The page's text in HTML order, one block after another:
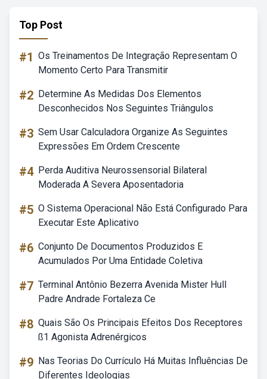
Top Post
#1 Os Treinamentos De Integração Representam O
Momento Certo Para Transmitir
#2 Determine As Medidas Dos Elementos
Desconhecidos Nos Seguintes Triângulos
#3 Sem Usar Calculadora Organize As Seguintes
Expressões Em Ordem Crescente
#4 Perda Auditiva Neurossensorial Bilateral
Moderada A Severa Aposentadoria
#5 O Sistema Operacional Não Está Configurado Para
Executar Este Aplicativo
#6 Conjunto De Documentos Produzidos E
Acumulados Por Uma Entidade Coletiva
#7 Terminal Antônio Bezerra Avenida Mister Hull
Padre Andrade Fortaleza Ce
#8 Quais São Os Principais Efeitos Dos Receptores
ß1 Agonista Adrenérgicos
#9 Nas Teorias Do Currículo Há Muitas Influências De
Diferentes Ideologias